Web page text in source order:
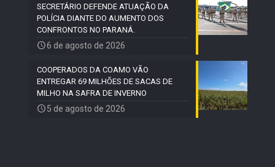
SECRETÁRIO DEFENDE ATUAÇÃO DA
POLÍCIA DIANTE DO AUMENTO DOS
CONFRONTOS NO PARANÁ.
6 de agosto de 2026
COOPERADOS DA COAMO VÃO
ENTREGAR 69 MILHÕES DE SACAS DE
MILHO NA SAFRA DE INVERNO
5 de agosto de 2026